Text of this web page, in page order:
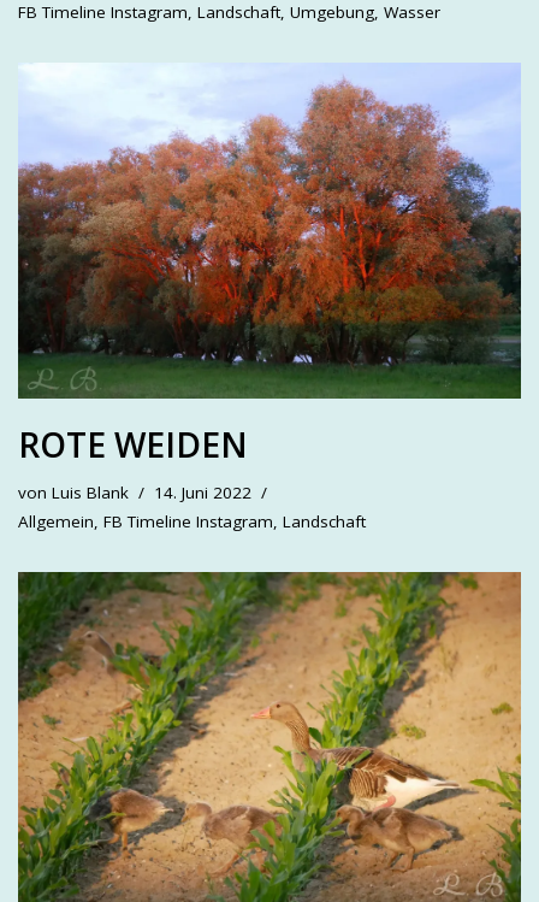
FB Timeline Instagram, Landschaft, Umgebung, Wasser
ROTE WEIDEN
von Luis Blank
14. Juni 2022
Allgemein, FB Timeline Instagram, Landschaft